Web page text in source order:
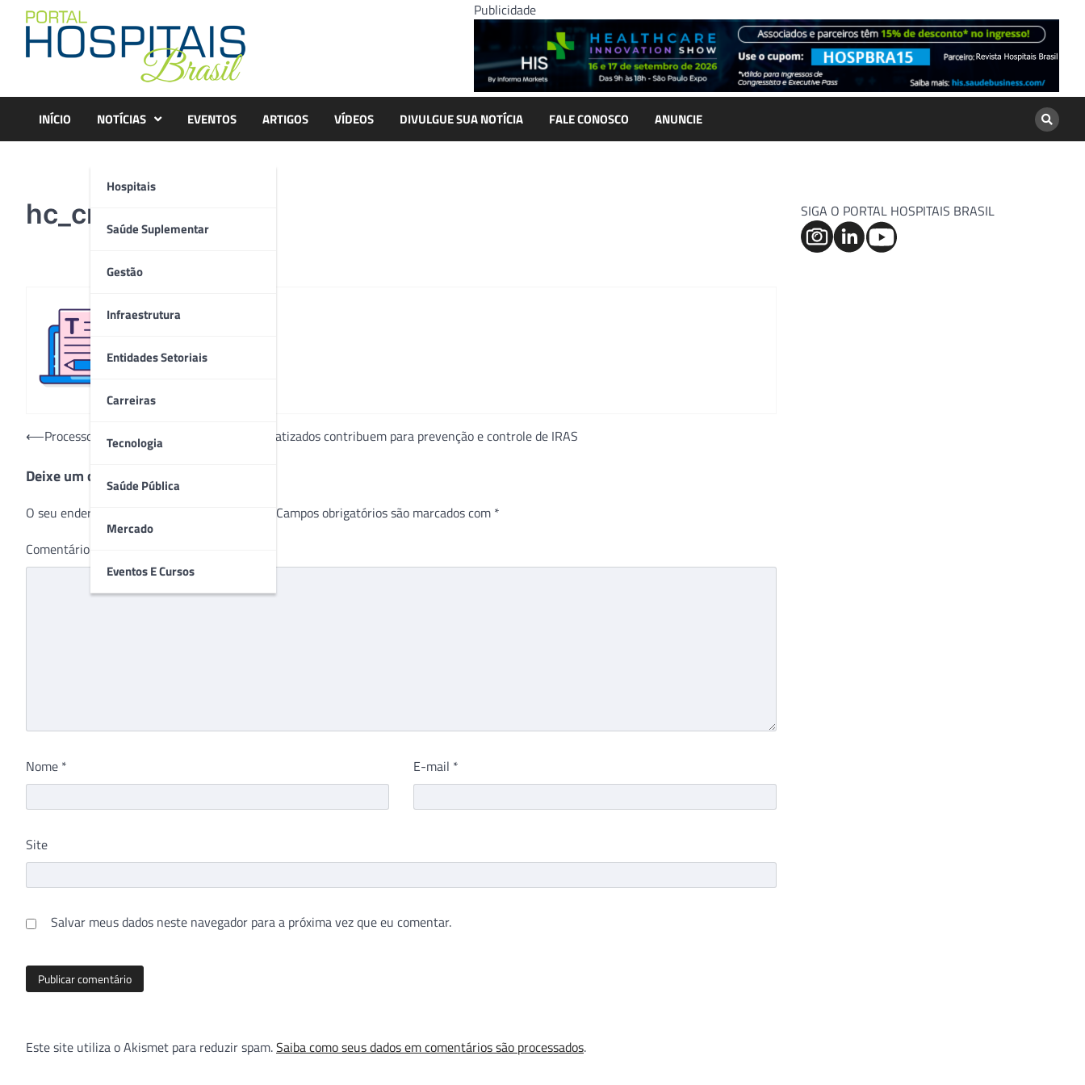
content
Publicidade
INÍCIO NOTÍCIAS
Hospitais
Saúde Suplementar
Gestão
Infraestrutura
Entidades Setoriais
Carreiras
Tecnologia
Saúde Pública
Mercado
Eventos E Cursos
EVENTOS ARTIGOS VÍDEOS DIVULGUE SUA NOTÍCIA FALE CONOSCO ANUNCIE
hc_cme2
Navegação
Post
⟵Processos de limpeza e desinfecção automatizados contribuem para prevenção e controle de IRAS
Deixe um comentário
O seu endereço de e-mail não será publicado. Campos obrigatórios são marcados com *
Comentário
Nome * E-mail *
Site
Salvar meus dados neste navegador para a próxima vez que eu comentar.
Este site utiliza o Akismet para reduzir spam.Saiba como seus dados em comentários são processados.
SIGA O PORTAL HOSPITAIS BRASIL